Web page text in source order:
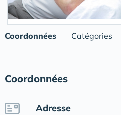
Coordonnées Catégories
Coordonnées
Adresse